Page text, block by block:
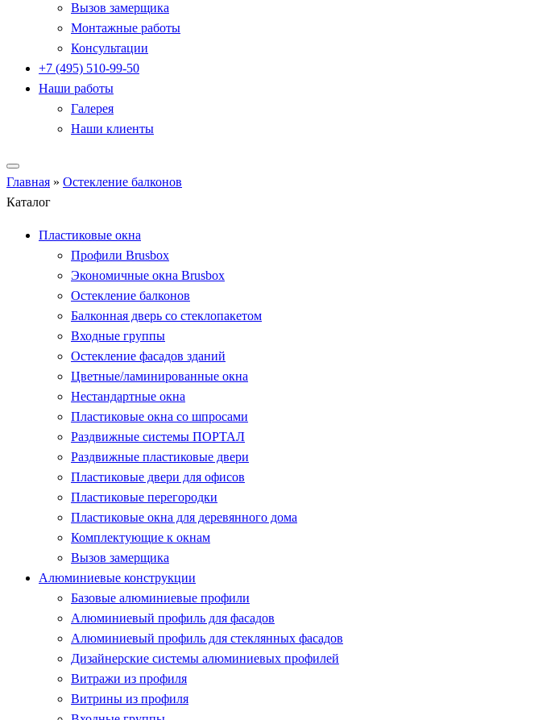
Вызов замерщика
Монтажные работы
Консультации
+7 (495) 510-99-50
Наши работы
Галерея
Наши клиенты
Главная » Остекление балконов
Каталог
Пластиковые окна
Профили Brusbox
Экономичные окна Brusbox
Остекление балконов
Балконная дверь со стеклопакетом
Входные группы
Остекление фасадов зданий
Цветные/ламинированные окна
Нестандартные окна
Пластиковые окна со шпросами
Раздвижные системы ПОРТАЛ
Раздвижные пластиковые двери
Пластиковые двери для офисов
Пластиковые перегородки
Пластиковые окна для деревянного дома
Комплектующие к окнам
Вызов замерщика
Алюминиевые конструкции
Базовые алюминиевые профили
Алюминиевый профиль для фасадов
Алюминиевый профиль для стеклянных фасадов
Дизайнерские системы алюминиевых профилей
Витражи из профиля
Витрины из профиля